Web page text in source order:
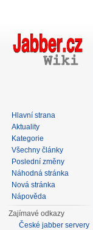
Hlavní strana
Aktuality
Kategorie
Všechny články
Poslední změny
Náhodná stránka
Nová stránka
Nápověda
Zajímavé odkazy
České jabber servery